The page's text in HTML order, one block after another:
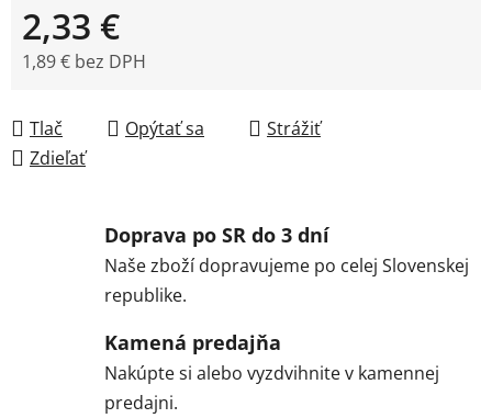
2,33 €
1,89 € bez DPH
Tlač
Opýtať sa
Strážiť
Zdieľať
Doprava po SR do 3 dní
Naše zboží dopravujeme po celej Slovenskej
republike.
Kamená predajňa
Nakúpte si alebo vyzdvihnite v kamennej
predajni.